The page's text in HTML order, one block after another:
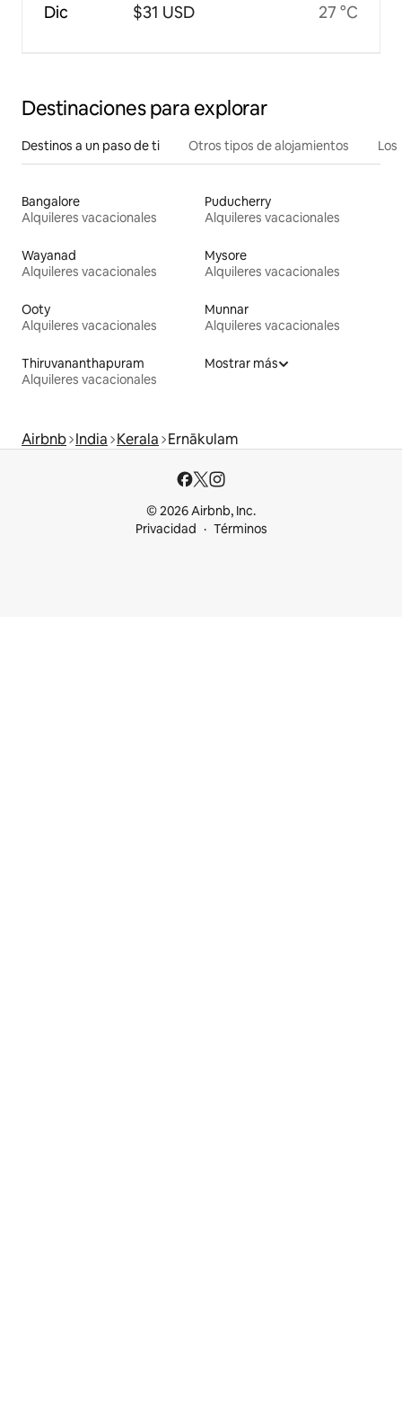
Dic $31 USD 27 °C
Destinaciones para explorar
Destinos a un paso de ti Otros tipos de alojamientos
Bangalore
Alquileres vacacionales
Puducherry
Alquileres vacacionales
Wayanad
Alquileres vacacionales
Mysore
Alquileres vacacionales
Ooty
Alquileres vacacionales
Munnar
Alquileres vacacionales
Thiruvananthapuram
Alquileres vacacionales
Mostrar más
Airbnb India Kerala Ernākulam
© 2026 Airbnb, Inc.
Privacidad
Términos